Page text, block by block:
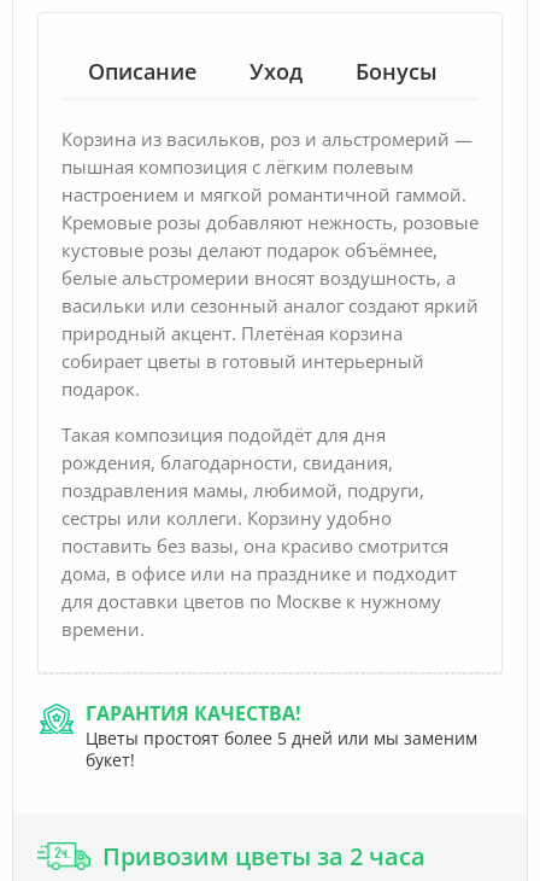
Описание Уход Бонусы
Корзина из васильков, роз и альстромерий —
пышная композиция с лёгким полевым
настроением и мягкой романтичной гаммой.
Кремовые розы добавляют нежность, розовые
кустовые розы делают подарок объёмнее,
белые альстромерии вносят воздушность, а
васильки или сезонный аналог создают яркий
природный акцент. Плетёная корзина
собирает цветы в готовый интерьерный
подарок.
Такая композиция подойдёт для дня
рождения, благодарности, свидания,
поздравления мамы, любимой, подруги,
сестры или коллеги. Корзину удобно
поставить без вазы, она красиво смотрится
дома, в офисе или на празднике и подходит
для доставки цветов по Москве к нужному
времени.
ГАРАНТИЯ КАЧЕСТВА!
Цветы простоят более 5 дней или мы заменим
букет!
Привозим цветы за 2 часа